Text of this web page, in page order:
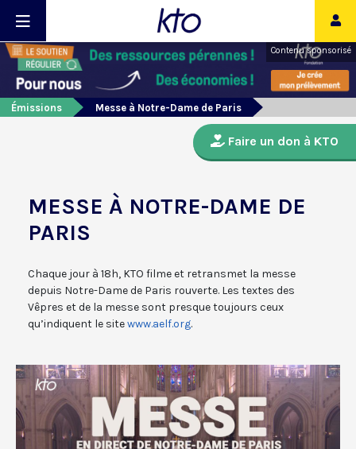
Contenu sponsorisé
Émissions Messe à Notre-Dame de Paris
Faire un don à KTO
MESSE À NOTRE-DAME DE
PARIS
Chaque jour à 18h, KTO filme et retransmet la messe
depuis Notre-Dame de Paris rouverte. Les textes des
Vêpres et de la messe sont presque toujours ceux
qu’indiquent le sitewww.aelf.org.